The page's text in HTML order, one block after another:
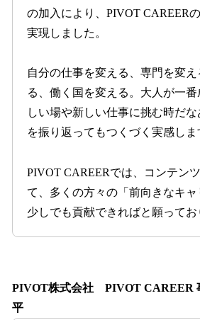
の加入により、PIVOT CAREER
実現しました。
自分の仕事を変える、専門を変え
る、働く国を変える。大人が一
しい場や新しい仕事に挑む時だ
を振り返ってもつくづく実感しま
PIVOT CAREERでは、コンテン
て、多くの方々の「前向きなキ
少しでも貢献できればと願ってお
PIVOT株式会社 PIVOT CAREER
平